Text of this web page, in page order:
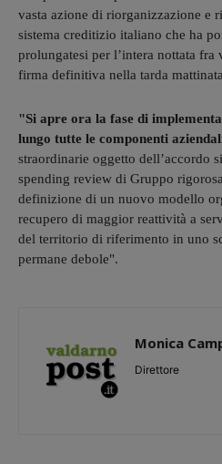
vasta azione di riorganizzazione e
sistema creditizio italiano che ha
prolungatesi per l’intera nottata fra
firma definitiva nella tarda
"Si apre ora la fase di
lungo tutte le componenti
straordinarie oggetto dell’accordo
spending review di Gruppo
definizione di un nuovo modello
recupero di maggior reattività a
del territorio di riferimento in uno
permane debole".
Monica
Direttore